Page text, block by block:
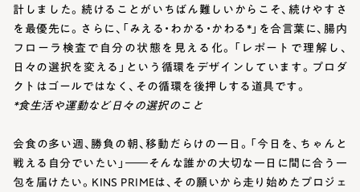
計しました。続けることがいちばん難しいからこそ、続けやすさ
を最優先に。さらに、「みえる・わかる・かわる*」を合言葉に、腸内
フローラ検査で自分の状態を見える化。「レポートで理解し、
日々の選択を変える」という循環をデザインしています。プロダ
クトはゴールではなく、その循環を後押しする道具です。
*食生活や運動など日々の選択のこと
会食の多い週、勝負の朝、移動だらけの一日。「今日を、ちゃんと
戦える自分でいたい」――そんな誰かの大切な一日に間に合う一
包を届けたい。KINS PRIMEは、その願いから走り始めたプロジェ